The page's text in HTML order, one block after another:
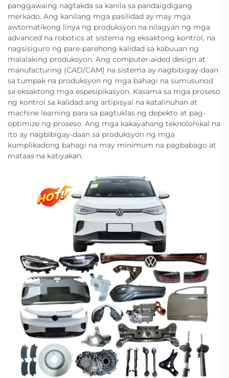
panggawaing nagtakda sa kanila sa pandaigdigang
merkado. Ang kanilang mga pasilidad ay may mga
awtomatikong linya ng produksyon na nilagyan ng mga
advanced na robotics at sistema ng eksaktong kontrol, na
nagsisiguro ng pare-parehong kalidad sa kabuuan ng
malalaking produksyon. Ang computer-aided design at
manufacturing (CAD/CAM) na sistema ay nagbibigay-daan
sa tumpak na produksyon ng mga bahagi na sumusunod
sa eksaktong mga espesipikasyon. Kasama sa mga proseso
ng kontrol sa kalidad ang artipisyal na katalinuhan at
machine learning para sa pagtuklas ng depekto at pag-
optimize ng proseso. Ang mga kakayahang teknolohikal na
ito ay nagbibigay-daan sa produksyon ng mga
kumplikadong bahagi na may minimum na pagbabago at
mataas na katiyakan.